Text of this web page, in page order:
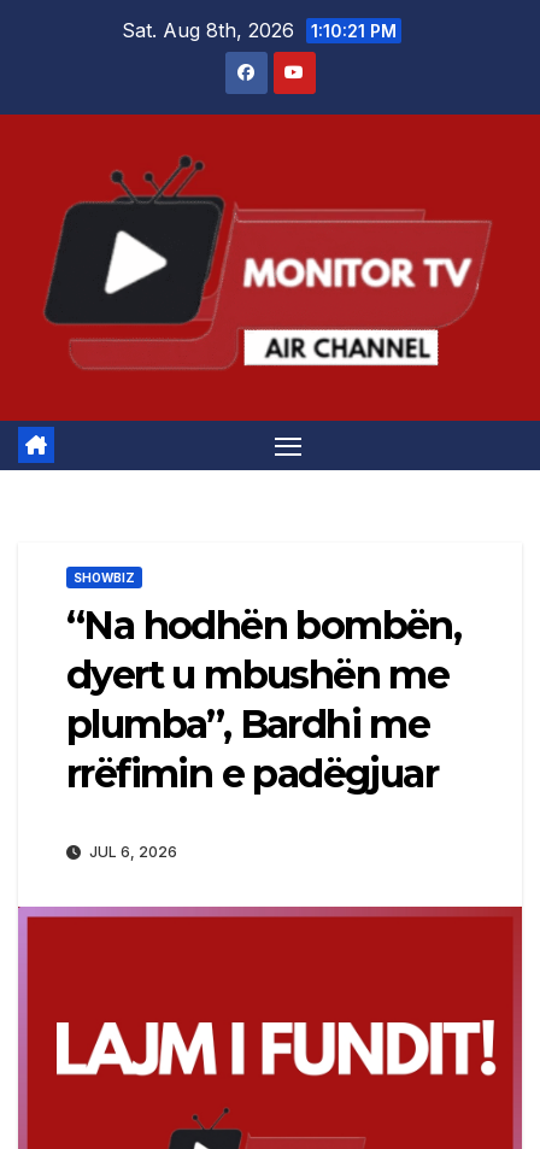
Sat. Aug 8th, 2026 1:10:21 PM
SHOWBIZ
“Na hodhën bombën,
dyert u mbushën me
plumba”, Bardhi me
rrëfimin e padëgjuar
JUL 6, 2026